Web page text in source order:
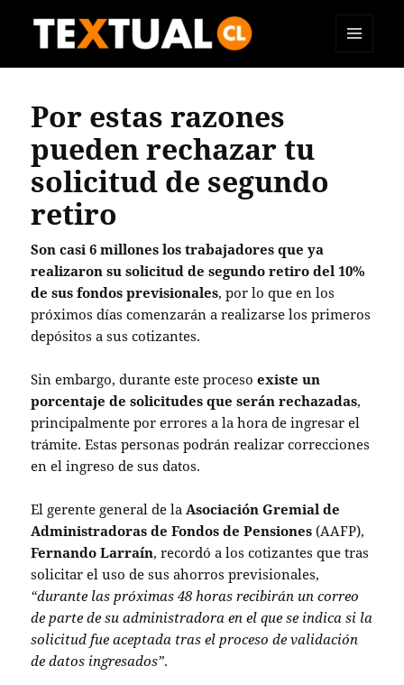
Por estas razones
pueden rechazar tu
solicitud de segundo
retiro
Son casi 6 millones los trabajadores que ya
realizaron su solicitud de segundo retiro del 10%
de sus fondos previsionales, por lo que en los
próximos días comenzarán a realizarse los primeros
depósitos a sus cotizantes.
Sin embargo, durante este procesoexiste un
porcentaje de solicitudes que serán rechazadas,
principalmente por errores a la hora de ingresar el
trámite. Estas personas podrán realizar correcciones
en el ingreso de sus datos.
El gerente general de laAsociación Gremial de
Administradoras de Fondos de Pensiones (AAFP),
Fernando Larraín, recordó a los cotizantes que tras
solicitar el uso de sus ahorros previsionales,
“durante las próximas 48 horas recibirán un correo
de parte de su administradora en el que se indica si la
solicitud fue aceptada tras el proceso de validación
de datos ingresados”.